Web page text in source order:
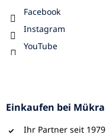
Facebook
Instagram
YouTube
Einkaufen bei Mükra
Ihr Partner seit 1979